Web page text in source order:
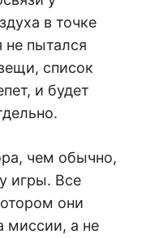
в точке
не пытался
список
и будет
чем обычно,
игры. Все
они
миссии, а не